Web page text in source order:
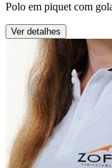
Polo em piquet com
Ver detalhes